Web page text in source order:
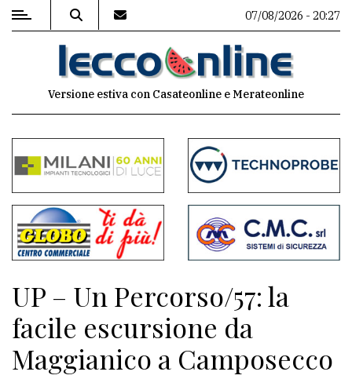
MENU
commenti
Contenuti
del
sito
Meteo
CONTATTI
07/08/2026 - 20:27
Versione estiva con Casateonline e Merateonline
UP – Un Percorso/57: la
facile escursione da
Maggianico a Camposecco